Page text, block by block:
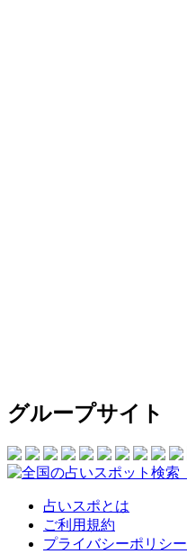
グループサイト
占いスポとは
ご利用規約
プライバシーポリシー